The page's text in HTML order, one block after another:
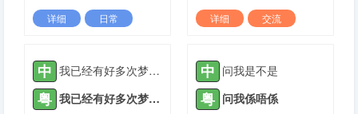
详细
日常
详细
交流
中 我已经有好多次梦到你在我家
粤 我已经有好多次梦到你喺我家
中 问我是不是
粤 问我係唔係